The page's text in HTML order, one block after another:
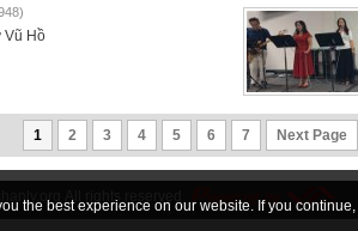
Vũ Hồ
1 2 3 4 5 6 7 Next Page
All rights reserved
the best experience on our website. If you